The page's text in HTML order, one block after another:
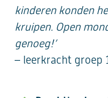
kinderen konden
kruipen. Open
genoeg!’
– leerkracht groep